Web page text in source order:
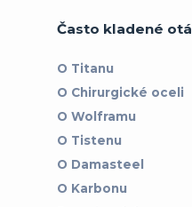
Často kladené
O Titanu
O Chirurgické oceli
O Wolframu
O Tistenu
O Damasteel
O Karbonu